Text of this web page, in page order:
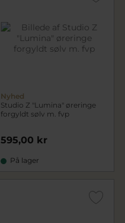
Nyhed
Studio Z "Lumina" øreringe
forgyldt sølv m. fvp
595,00 kr
På lager